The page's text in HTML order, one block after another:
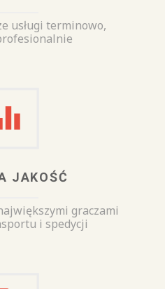
usługi terminowo,
JAKOŚĆ
graczami
i spedycji